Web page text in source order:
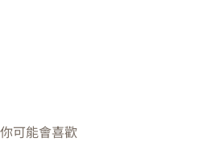
你可能會喜歡